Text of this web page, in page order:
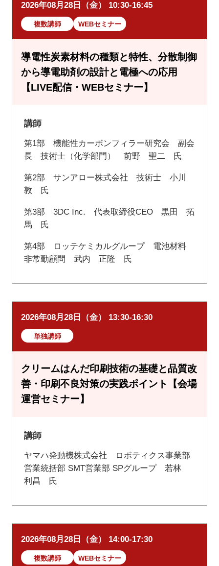
2026年08月28日（金） 10:30-16:45
複数講師 WEBセミナー
導電性炭素材料の種類と特性、分散制御
から導電助剤の設計と電極への応用
【LIVE配信・WEBセミナー】
講師
第1部 機能性カーボンフィラー研究会 副会
長 技術士（化学部門） 前野 聖二 氏
第2部 サンアロー株式会社 技術士 小川
敦 氏
第3部 3DC Inc. 代表取締役CEO 黒田 拓
馬 氏
第4部 ロッテケミカルグループ 電池材料
非常勤顧問 武内 正隆 氏
2026年08月28日（金） 13:30-16:30
単独講師
クリームはんだ印刷技術の基礎と品質改
善・印刷不良対策の実践ポイント【会場
運営セミナー】
講師
ヤマハ発動機株式会社 ロボティクス事業部
営業統括部 SMT営業部 SPグループ 若林
利昌 氏
2026年08月28日（金） 14:00-17:30
複数講師 WEBセミナー